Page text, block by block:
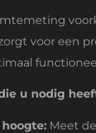
voor een
u nodig
Meet